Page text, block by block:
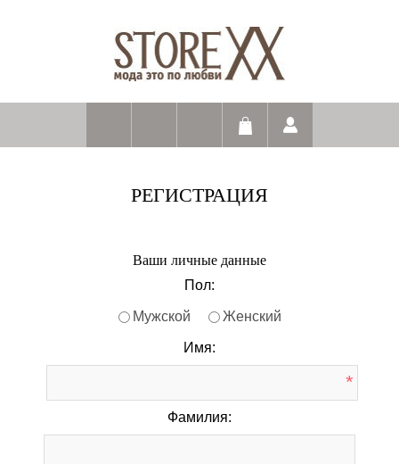
РЕГИСТРАЦИЯ
Ваши личные данные
Пол:
Мужской Женский
Имя:
*
Фамилия: